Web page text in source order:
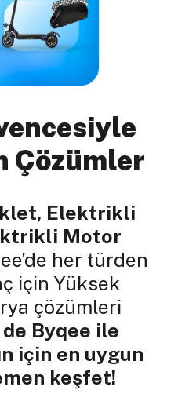
Çözümler
Elektrikli
Motor
her türden
için Yüksek
çözümleri
Byqee ile
için en uygun
keşfet!